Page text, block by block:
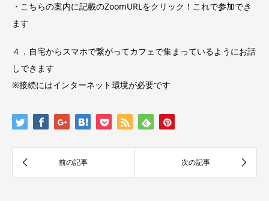
・こちらの案内に記載のZoomURLをクリック！これで参加でき
ます
４．自宅からスマホで繋がってカフェで集まっているようにお話
しできます
※接続にはインターネット環境が必要です